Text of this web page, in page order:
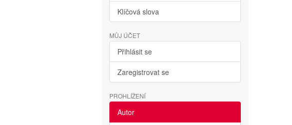
Klíčová slova
MŮJ ÚČET
Přihlásit se
Zaregistrovat se
PROHLÍŽENÍ
Autor